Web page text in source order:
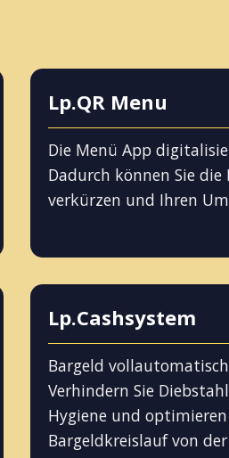
Lp.QR Menu
Die Menü App
Dadurch können Sie die
verkürzen und Ihren
Lp.Cashsystem
Bargeld
Verhindern Sie
Hygiene und optimieren
Bargeldkreislauf von